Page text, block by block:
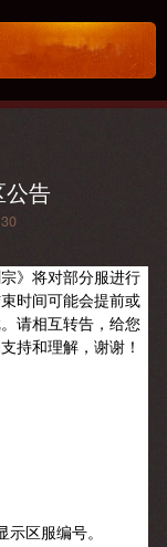
公告
》将对部分服进行
时间可能会提前或
请相互转告，给您
持和理解，谢谢！
区服编号。